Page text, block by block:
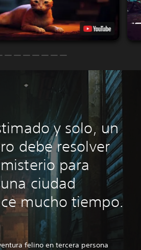
y solo, un
debe resolver
para
ciudad
mucho tiempo.
felino en tercera persona